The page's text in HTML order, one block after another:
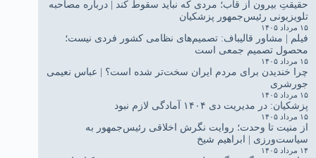
حقیقتِ بیرون از قاب؛ مردی که نباید سقوط کند | درباره مصاحبه
تلویزیونی رئیس‌جمهور پزشکیان
۱۵ مرداد ۱۴۰۵
فیلم | مشاور قالیباف: تصمیم‌های نظامی کشور فردی نیست؛
محصول تصمیم جمعی است
۱۵ مرداد ۱۴۰۵
چرا خندیدن برای مردم ایران سخت‌تر شده است؟ | عباس نعیمی
جورشری
۱۵ مرداد ۱۴۰۵
پزشکیان: در مدیریت دی ۱۴۰۴ آمادگی لازم نبود
۱۵ مرداد ۱۴۰۵
از منیت تا وحدت؛ روایت نگرش اخلاقی رئیس‌جمهور به
سیاست‌ورزی | ابراهیم شیخ
۱۴ مرداد ۱۴۰۵